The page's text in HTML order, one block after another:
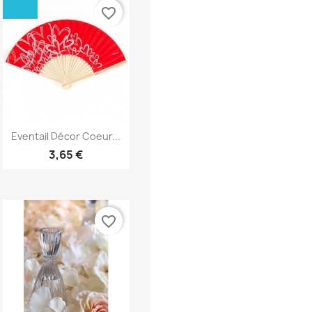
Aperçu rapide
Eventail Décor Coeur...
3,65 €
favorite_border
favorite_border